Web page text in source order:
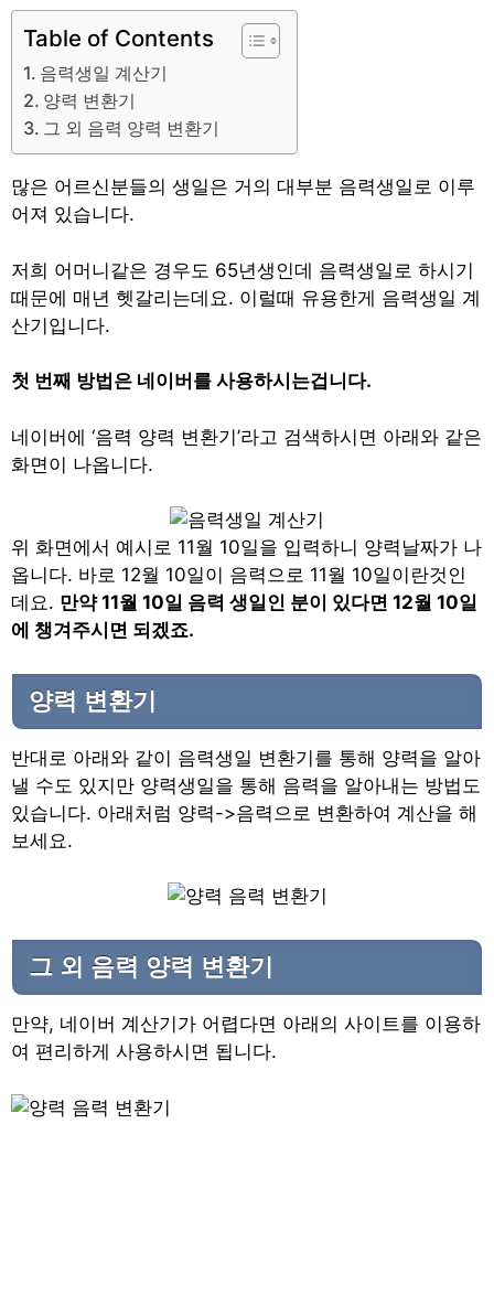
Table of Contents
음력생일 계산기
양력 변환기
그 외 음력 양력 변환기
많은 어르신분들의 생일은 거의 대부분 음력생일로 이루
어져 있습니다.
저희 어머니같은 경우도 65년생인데 음력생일로 하시기
때문에 매년 헷갈리는데요. 이럴때 유용한게 음력생일 계
산기입니다.
첫 번째 방법은 네이버를 사용하시는겁니다.
네이버에 ‘음력 양력 변환기’라고 검색하시면 아래와 같은
화면이 나옵니다.
위 화면에서 예시로 11월 10일을 입력하니 양력날짜가 나
옵니다. 바로 12월 10일이 음력으로 11월 10일이란것인
데요. 만약 11월 10일 음력 생일인 분이 있다면 12월 10일
에 챙겨주시면 되겠죠.
양력 변환기
반대로 아래와 같이 음력생일 변환기를 통해 양력을 알아
낼 수도 있지만 양력생일을 통해 음력을 알아내는 방법도
있습니다. 아래처럼 양력->음력으로 변환하여 계산을 해
보세요.
그 외 음력 양력 변환기
만약, 네이버 계산기가 어렵다면 아래의 사이트를 이용하
여 편리하게 사용하시면 됩니다.